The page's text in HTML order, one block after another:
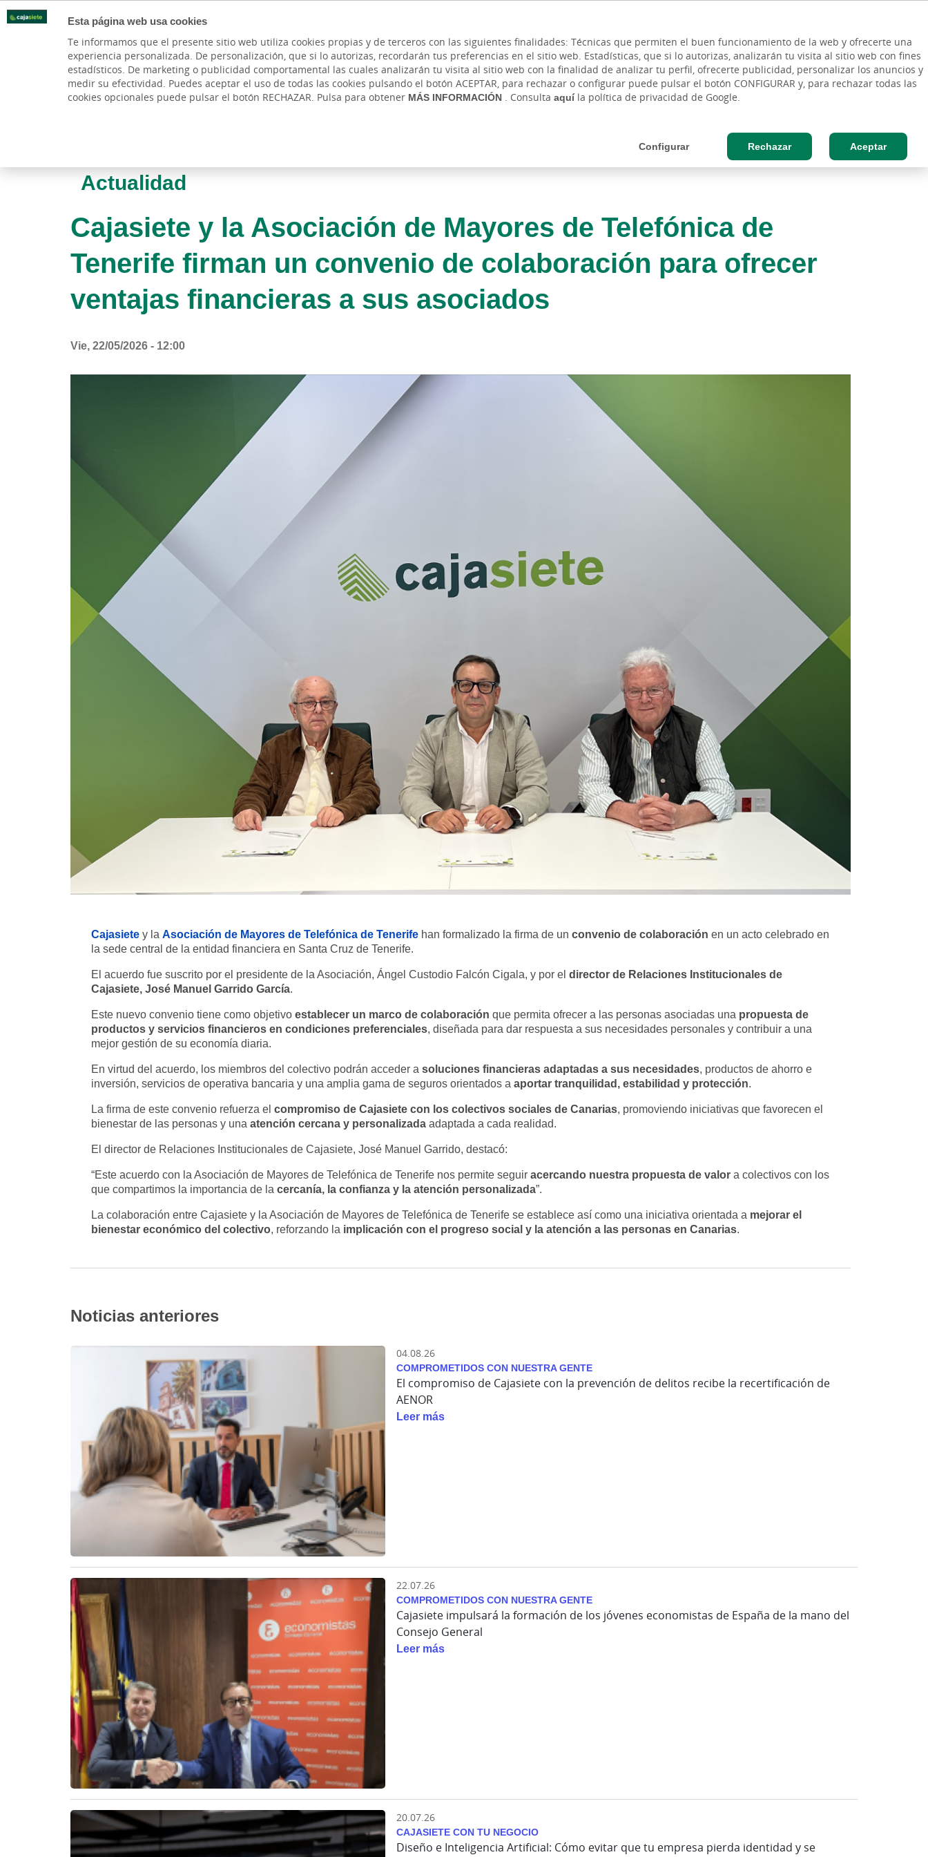
Esta página web usa cookies
Te informamos que el presente sitio web utiliza cookies propias y de terceros con las siguientes finalidades: Técnicas que permiten el buen funcionamiento de la web y ofrecerte una
experiencia personalizada. De personalización, que si lo autorizas, recordarán tus preferencias en el sitio web. Estadísticas, que si lo autorizas, analizarán tu visita al sitio web con fines
estadísticos. De marketing o publicidad comportamental las cuales analizarán tu visita al sitio web con la finalidad de analizar tu perfil, ofrecerte publicidad, personalizar los anuncios y
medir su efectividad. Puedes aceptar el uso de todas las cookies pulsando el botón ACEPTAR, para rechazar o configurar puede pulsar el botón CONFIGURAR y, para rechazar todas las
cookies opcionales puede pulsar el botón RECHAZAR. Pulsa para obtener MÁS INFORMACIÓN. Consulta aquíla política de privacidad de Google.
Configurar Rechazar Aceptar
DE
PARTICULARES BANCA PRIVADA AUTÓNOMOS Y EMPRENDEDORES EMPRESAS AGRO
Actualidad
Cajasiete y la Asociación de Mayores de Telefónica de
Tenerife firman un convenio de colaboración para ofrecer
ventajas financieras a sus asociados
Vie, 22/05/2026 - 12:00
Cajasiete y la Asociación de Mayores de Telefónica de Tenerife han formalizado la firma de un convenio de colaboración en un acto celebrado en
la sede central de la entidad financiera en Santa Cruz de Tenerife.
El acuerdo fue suscrito por el presidente de la Asociación, Ángel Custodio Falcón Cigala, y por el director de Relaciones Institucionales de
Cajasiete, José Manuel Garrido García.
Este nuevo convenio tiene como objetivo establecer un marco de colaboración que permita ofrecer a las personas asociadas una propuesta de
productos y servicios financieros en condiciones preferenciales, diseñada para dar respuesta a sus necesidades personales y contribuir a una
mejor gestión de su economía diaria.
En virtud del acuerdo, los miembros del colectivo podrán acceder a soluciones financieras adaptadas a sus necesidades, productos de ahorro e
inversión, servicios de operativa bancaria y una amplia gama de seguros orientados a aportar tranquilidad, estabilidad y protección.
La firma de este convenio refuerza el compromiso de Cajasiete con los colectivos sociales de Canarias, promoviendo iniciativas que favorecen el
bienestar de las personas y una atención cercana y personalizada adaptada a cada realidad.
El director de Relaciones Institucionales de Cajasiete, José Manuel Garrido, destacó:
“Este acuerdo con la Asociación de Mayores de Telefónica de Tenerife nos permite seguir acercando nuestra propuesta de valor a colectivos con los
que compartimos la importancia de la cercanía, la confianza y la atención personalizada”.
La colaboración entre Cajasiete y la Asociación de Mayores de Telefónica de Tenerife se establece así como una iniciativa orientada a mejorar el
bienestar económico del colectivo, reforzando la implicación con el progreso social y la atención a las personas en Canarias.
Noticias anteriores
04.08.26
COMPROMETIDOS CON NUESTRA GENTE
El compromiso de Cajasiete con la prevención de delitos recibe la recertificación de
AENOR
Leer más
22.07.26
COMPROMETIDOS CON NUESTRA GENTE
Cajasiete impulsará la formación de los jóvenes economistas de España de la mano del
Consejo General
Leer más
20.07.26
CAJASIETE CON TU NEGOCIO
Diseño e Inteligencia Artificial: Cómo evitar que tu empresa pierda identidad y se